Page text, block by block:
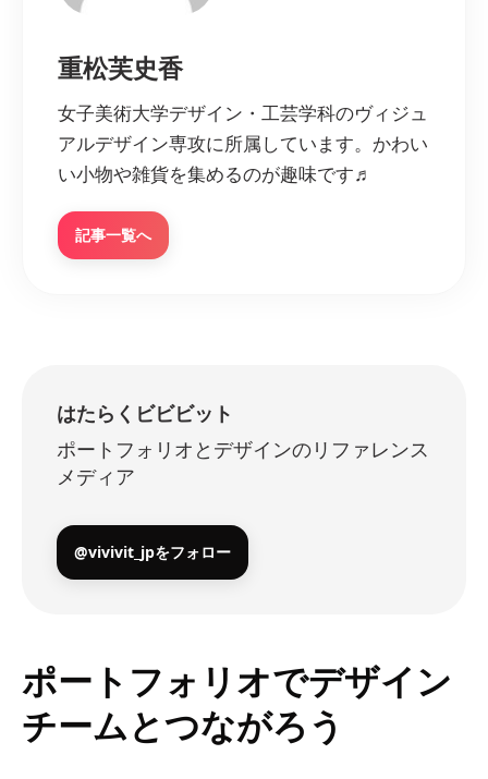
重松芙史香
女子美術大学デザイン・工芸学科のヴィジュ
アルデザイン専攻に所属しています。かわい
い小物や雑貨を集めるのが趣味です♬
記事一覧へ
はたらくビビビット
ポートフォリオとデザインのリファレンス
メディア
@vivivit_jpをフォロー
ポートフォリオでデザイン
チームとつながろう